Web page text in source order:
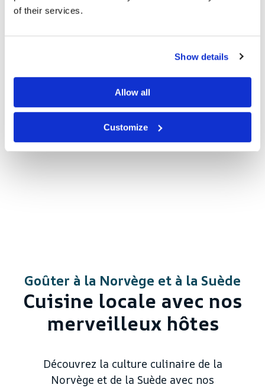
of their services.
Show details
Allow all
Customize
Goûter à la Norvège et à la Suède
Cuisine locale avec nos
merveilleux hôtes
Découvrez la culture culinaire de la
Norvège et de la Suède avec nos